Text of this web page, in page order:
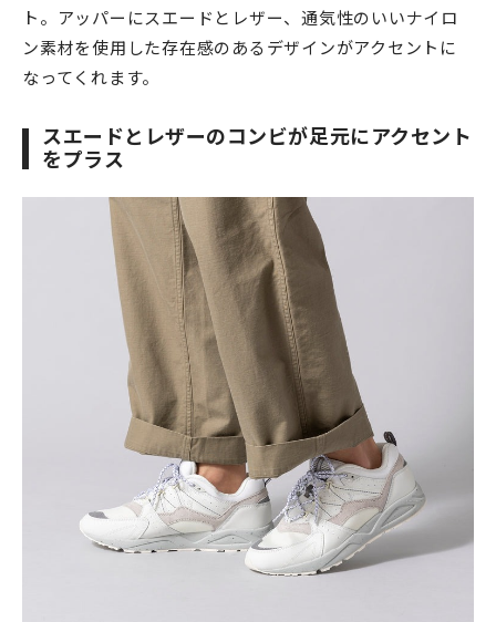
ト。 アッパーにスエードとレザー、通気性のいいナイロ
ン素材を使用した存在感のあるデザインがアクセントに
なってくれます。
スエードとレザーのコンビが足元にアクセント
をプラス